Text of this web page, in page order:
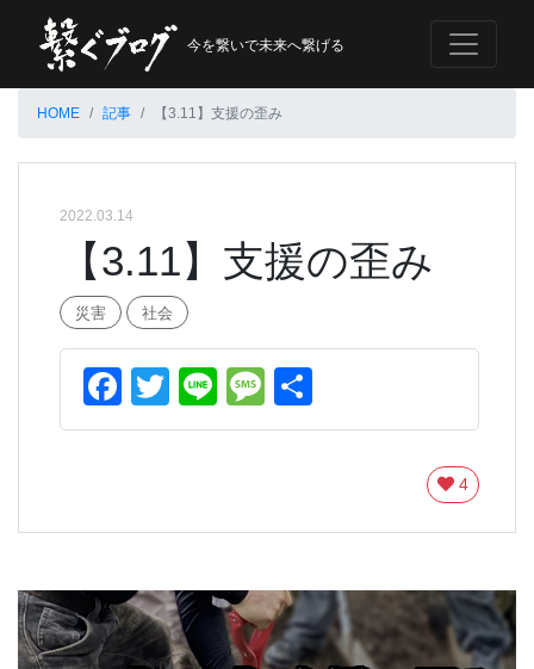
今を繋いで未来へ繋げる
HOME 記事 【3.11】支援の歪み
2022.03.14
【3.11】支援の歪み
災害 社会
Facebook
Twitter
LineMessage
有
4